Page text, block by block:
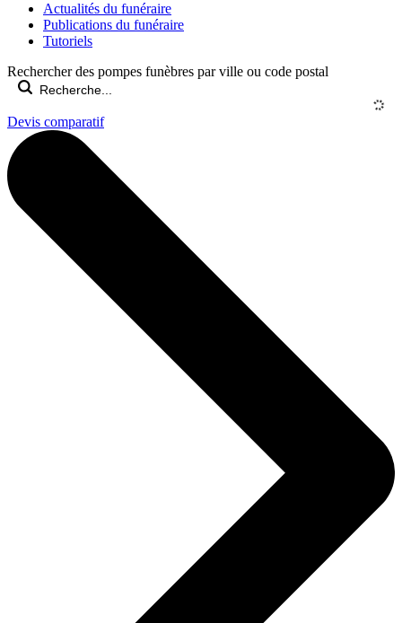
Actualités du funéraire
Publications du funéraire
Tutoriels
Rechercher des pompes funèbres par ville ou code postal
Devis comparatif